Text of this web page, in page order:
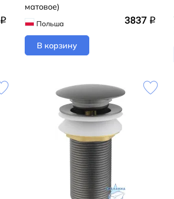
q
матовое)
Польша 3837 q
В корзину